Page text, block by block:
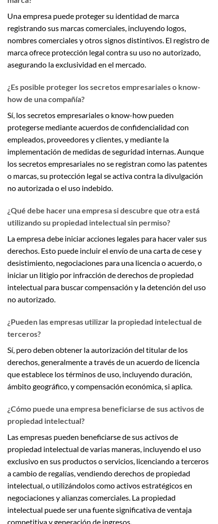
Una empresa puede proteger su identidad de marca
registrando sus marcas comerciales, incluyendo logos,
nombres comerciales y otros signos distintivos. El registro de
marca ofrece protección legal contra su uso no autorizado,
asegurando la exclusividad en el mercado.
¿Es posible proteger los secretos empresariales o know-
how de una compañía?
Sí, los secretos empresariales o know-how pueden
protegerse mediante acuerdos de confidencialidad con
empleados, proveedores y clientes, y mediante la
implementación de medidas de seguridad internas. Aunque
los secretos empresariales no se registran como las patentes
o marcas, su protección legal se activa contra la divulgación
no autorizada o el uso indebido.
¿Qué debe hacer una empresa si descubre que otra está
utilizando su propiedad intelectual sin permiso?
La empresa debe iniciar acciones legales para hacer valer sus
derechos. Esto puede incluir el envío de una carta de cese y
desistimiento, negociaciones para una licencia o acuerdo, o
iniciar un litigio por infracción de derechos de propiedad
intelectual para buscar compensación y la detención del uso
no autorizado.
¿Pueden las empresas utilizar la propiedad intelectual de
terceros?
Sí, pero deben obtener la autorización del titular de los
derechos, generalmente a través de un acuerdo de licencia
que establece los términos de uso, incluyendo duración,
ámbito geográfico, y compensación económica, si aplica.
¿Cómo puede una empresa beneficiarse de sus activos de
propiedad intelectual?
Las empresas pueden beneficiarse de sus activos de
propiedad intelectual de varias maneras, incluyendo el uso
exclusivo en sus productos o servicios, licenciando a terceros
a cambio de regalías, vendiendo derechos de propiedad
intelectual, o utilizándolos como activos estratégicos en
negociaciones y alianzas comerciales. La propiedad
intelectual puede ser una fuente significativa de ventaja
competitiva y generación de ingresos.